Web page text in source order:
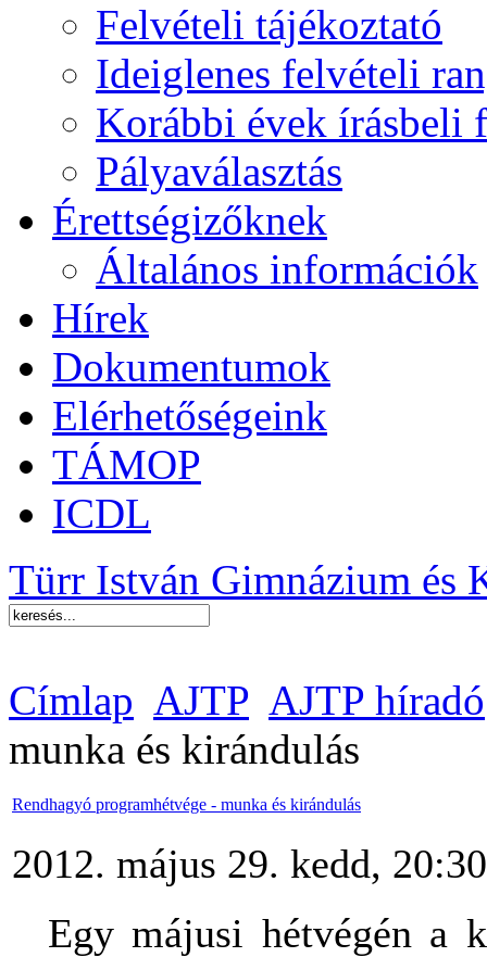
Felvételi tájékoztató
Ideiglenes felvételi
Korábbi évek írásbeli
Pályaválasztás
Érettségizőknek
Általános információk
Hírek
Dokumentumok
Elérhetőségeink
TÁMOP
ICDL
Türr István Gimnázium és
Címlap AJTP AJTP híradó
munka és kirándulás
Rendhagyó programhétvége - munka és kirándulás
2012. május 29. kedd, 20:30
Egy májusi hétvégén a